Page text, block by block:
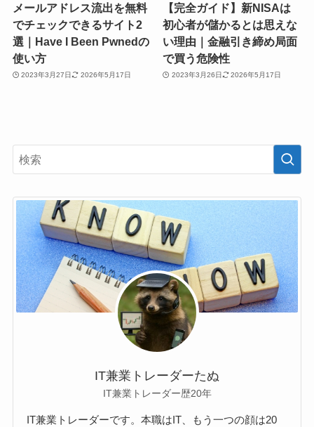
メールアドレス流出を無料
でチェックできるサイト2
選｜Have I Been Pwnedの
使い方
2023年3月27日 2026年5月17日
【完全ガイド】新NISAは
初心者が儲かるとは思えな
い理由｜金融引き締め局面
で買う危険性
2023年3月26日 2026年5月17日
IT兼業トレーダーたぬ
IT兼業トレーダー歴20年
IT兼業トレーダーです。本職はIT、もう一つの顔は20